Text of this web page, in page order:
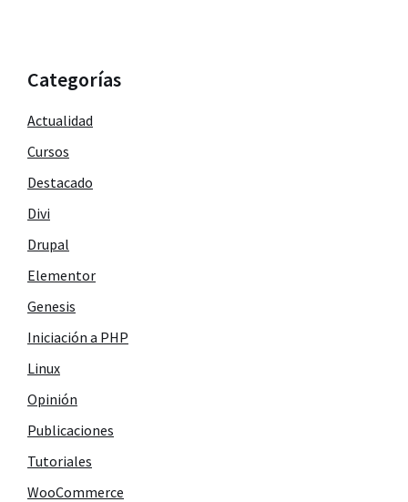
Categorías
Actualidad
Cursos
Destacado
Divi
Drupal
Elementor
Genesis
Iniciación a PHP
Linux
Opinión
Publicaciones
Tutoriales
WooCommerce